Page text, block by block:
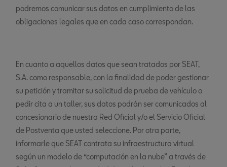
podremos comunicar sus datos en cumplimiento de las
obligaciones legales que en cada caso correspondan.
En cuanto a aquellos datos que sean tratados por SEAT,
S.A. como responsable, con la finalidad de poder gestionar
su petición y tramitar su solicitud de prueba de vehículo o
pedir cita a un taller, sus datos podrán ser comunicados al
concesionario de nuestra Red Oficial y/o el Servicio Oficial
de Postventa que usted seleccione. Por otra parte,
informarle que SEAT contrata su infraestructura virtual
según un modelo de “computación en la nube” a través de